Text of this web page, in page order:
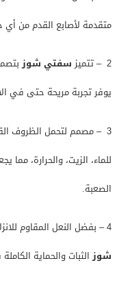
متقدمة لأصابع القدم من أي
2 – تتميز سفتي شوز
يوفر تجربة مريحة حتى في
3 – مصمم لتحمل الظروف
للماء، الزيت، والحرارة، مما
الصعبة.
4 – بفضل النعل المقاوم للانزلاق والاختراق، يضمن
شوز الثبات والحماية